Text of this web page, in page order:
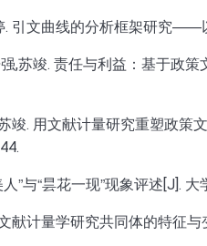
. 引文曲线的分析框架研究——
,苏竣. 责任与利益：基于政
竣. 用文献计量研究重塑政
”与“昙花一现”现象评述[J].
献计量学研究共同体的特征